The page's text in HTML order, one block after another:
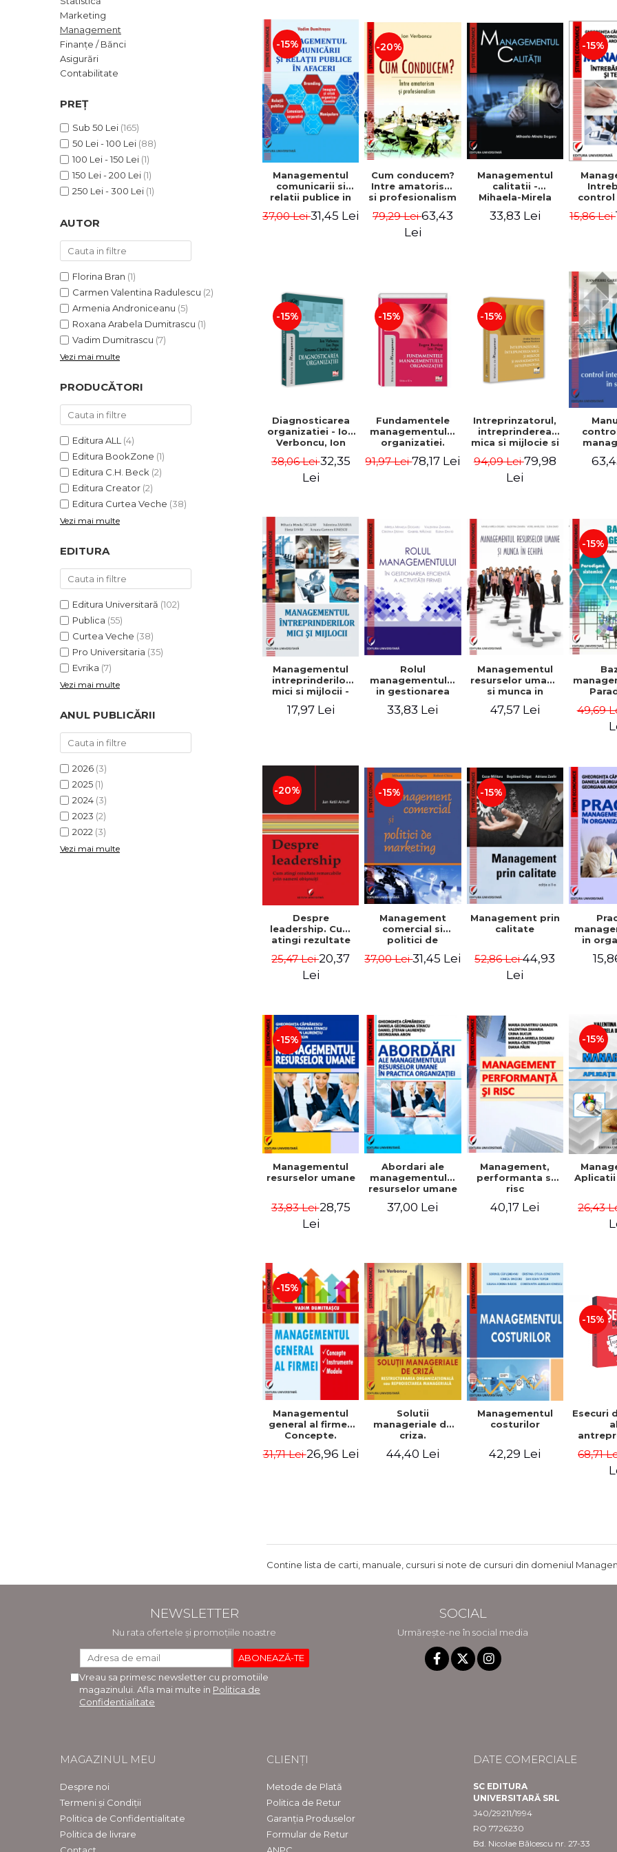
ADMINISTRATIVE
ȘTIINȚE ECONOMICE
ȘTIINȚE EXACTE
EDUCAȚIE FIZICĂ ȘI SPORT
PREUNIVERSITARIA
PACHETE DE STUDIU
PROMOȚIILE LUNII
Cum Cumpăr
Politica de Retur
Formular de Retur
Marketing
Management
Finanțe / Bănci
Asigurări
Contabilitate
PREȚ
Sub 50 Lei (165)
50 Lei - 100 Lei (88)
100 Lei - 150 Lei (1)
150 Lei - 200 Lei (1)
250 Lei - 300 Lei (1)
AUTOR
Florina Bran (1)
Carmen Valentina Radulescu (2)
Armenia Androniceanu (5)
Roxana Arabela Dumitrascu (1)
Vadim Dumitrascu (7)
Vezi mai multe
PRODUCĂTORI
Editura ALL (4)
Editura BookZone (1)
Editura C.H. Beck (2)
Editura Creator (2)
Editura Curtea Veche (38)
Vezi mai multe
EDITURA
Editura Universitară (102)
Publica (55)
Curtea Veche (38)
Pro Universitaria (35)
Evrika (7)
Vezi mai multe
ANUL PUBLICĂRII
2026 (3)
2025 (1)
2024 (3)
2023 (2)
2022 (3)
Vezi mai multe
-15%
Managementul
comunicarii si
relatii publice in
Dumitrascu
37,00 Lei31,45 Lei
-20%
Cum conducem?
Intre amatorism
si profesionalism
79,29 Lei63,43
Lei
Managementul
calitatii -
Mihaela-Mirela
33,83 Lei
-15%
15,86 Lei
-15%
Diagnosticarea
organizatiei - Ion
Verboncu, Ion
Catalina Stefan
38,06 Lei32,35
Lei
-15%
Fundamentele
managementului
organizatiei.
Eugen Burdus,
91,97 Lei78,17 Lei
-15%
Intreprinzatorul,
intreprinderea
mica si mijlocie si
intreprenorial -
Ovidiu Nicolescu,
94,09 Lei79,98
Lei
Managementul
intreprinderilor
mici si mijlocii -
Elena David,
Mihaela-Mirela
17,97 Lei
Rolul
managementului
in gestionarea
eficienta a
activitatii firmei -
Dogaru,
Valentina Zaharia
33,83 Lei
Managementul
resurselor umane
si munca in
47,57 Lei
-15%
49,69
-20%
Despre
leadership. Cum
atingi rezultate
oameni obisnuiti
25,47 Lei20,37
Lei
-15%
Management
comercial si
politici de
37,00 Lei31,45 Lei
-15%
Management prin
calitate
52,86 Lei44,93
Lei
in
-15%
Managementul
resurselor umane
33,83 Lei28,75
Lei
Abordari ale
managementului
resurselor umane
organizatiei
37,00 Lei
Management,
performanta si
risc
40,17 Lei
-15%
26,43
-15%
Managementul
general al firmei.
Concepte.
Modele
31,71 Lei26,96 Lei
Solutii
manageriale de
criza.
organizationala
44,40 Lei
Managementul
costurilor
42,29 Lei
-15%
Esecuri
esec
68,71
Contine lista de carti, manuale, cursuri si note de cursuri din domeniul
NEWSLETTER
Nu rata ofertele și promoțiile noastre
Vreau sa primesc newsletter cu promotiile
magazinului. Afla mai multe in Politica de
Confidentialitate
SOCIAL
Urmărește-ne în social media
MAGAZINUL MEU
Despre noi
Termeni și Condiții
Politica de Confidentialitate
Politica de livrare
Contact
CLIENȚI
Metode de Plată
Politica de Retur
Garanția Produselor
Formular de Retur
ANPC
DATE COMERCIALE
SC EDITURA
UNIVERSITARĂ SRL
J40/29211/1994
RO 7726230
Bd. Nicolae Bălcescu nr. 27-33